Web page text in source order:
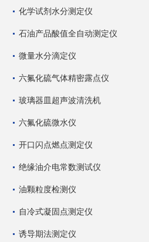
化学试剂水分测定仪
石油产品酸值全自动测定仪
微量水分滴定仪
六氟化硫气体精密露点仪
玻璃器皿超声波清洗机
六氟化硫微水仪
开口闪点燃点测定仪
绝缘油介电常数测试仪
油颗粒度检测仪
自冷式凝固点测定仪
诱导期法测定仪